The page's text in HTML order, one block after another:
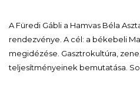
A Füredi Gábli a Hamvas Béla
rendezvénye. A cél: a békebeli
megidézése. Gasztrokultúra,
teljesítményeinek bemutatása.